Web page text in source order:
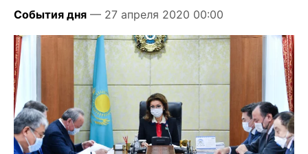
События дня — 27 апреля 2020 00:00